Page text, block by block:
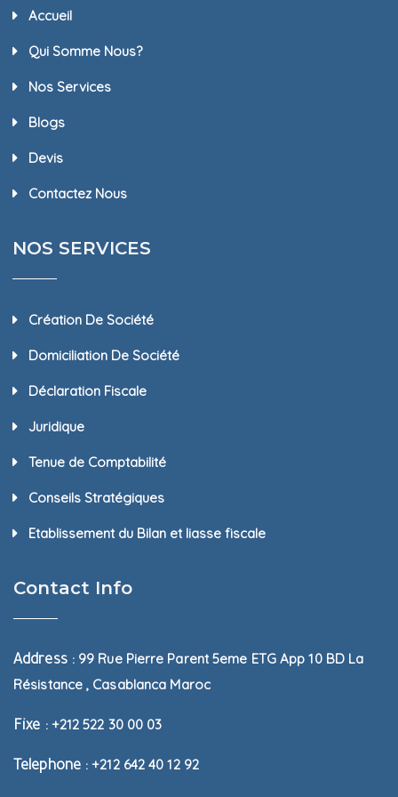
Accueil
Qui Somme Nous?
Nos Services
Blogs
Devis
Contactez Nous
NOS SERVICES
Création De Société
Domiciliation De Société
Déclaration Fiscale
Juridique
Tenue de Comptabilité
Conseils Stratégiques
Etablissement du Bilan et liasse fiscale
Contact Info
Address : 99 Rue Pierre Parent 5eme ETG App 10 BD La
Résistance , Casablanca Maroc
Fixe : +212 522 30 00 03
Telephone :+212 642 40 12 92